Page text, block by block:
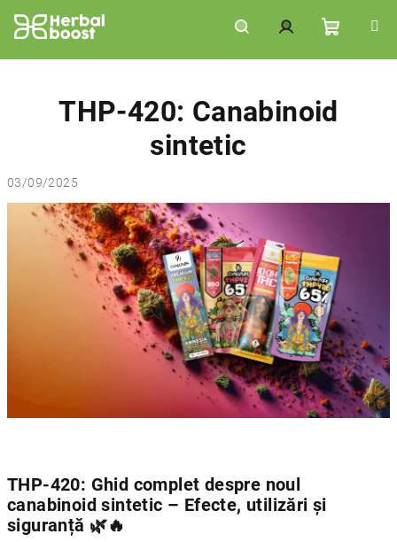
conținut
de
THP-420: Canabinoid
sintetic
03/09/2025
THP-420: Ghid complet despre noul
canabinoid sintetic – Efecte, utilizări și
siguranță 🌿🔥